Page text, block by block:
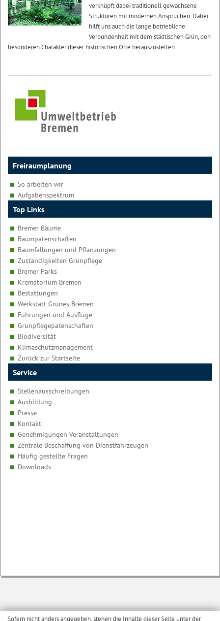
verknüpft dabei traditionell gewachsene
Strukturen mit modernen Ansprüchen. Dabei
hilft uns auch die lange betriebliche
Verbundenheit mit dem städtischen Grün, den
besonderen Charakter dieser historischen Orte herauszustellen.
Freiraumplanung
So arbeiten wir
Aufgabenspektrum
Top Links
Bremer Bäume
Baumpatenschaften
Baumfällungen und Pflanzungen
Zuständigkeiten Grünpflege
Bremer Parks
Krematorium Bremen
Bestattungen
Werkstatt Grünes Bremen
Führungen und Ausflüge
Grünpflegepatenschaften
Biodiversität
Klimaschutzmanagement
Zurück zur Startseite
Service
Stellenausschreibungen
Ausbildung
Presse
Kontakt
Genehmigungen Veranstaltungen
Zentrale Beschaffung von Dienstfahrzeugen
Häufig gestellte Fragen
Downloads
Sofern nicht anders angegeben, stehen die Inhalte dieser Seite unter der